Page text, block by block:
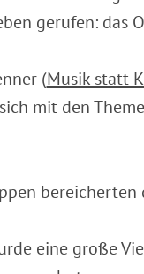
gerufen: das
(Musik statt
mit den
bereicherten
eine große